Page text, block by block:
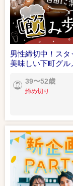
男性締切中！スタ
美味しい下町グル
39〜52歳
締め切り